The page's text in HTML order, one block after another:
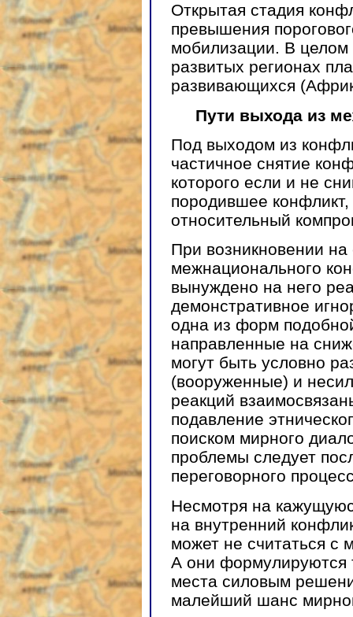
Открытая стадия
превышения
мобилизации. В целом
развитых регионах
развивающихся
Пути выхода из
Под выходом из
частичное снятие
которого если и не
породившее конфликт,
относительный
При возникновении
межнационального
вынуждено на него
демонстративное
одна из форм
направленные на
могут быть условно
(вооруженные) и
реакций
подавление
поиском мирного
проблемы следует
переговорного
Несмотря на
на внутренний
может не считаться
А они формулируются
места силовым
малейший шанс